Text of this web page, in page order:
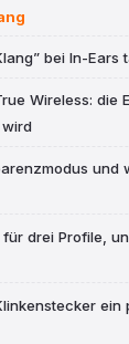
bei In-
Wireless: die
und
für drei Profile,
ein